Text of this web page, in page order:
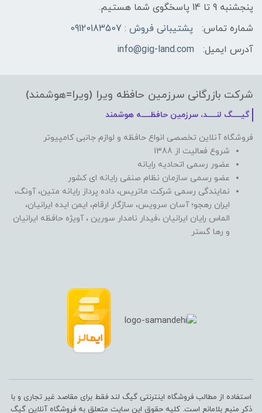
پنجشنبه 9 تا 14 پاسخگوی شما هستیم.
شماره تماس:
پشتیبانی فروش : 09120183507
آدرس ایمیل:
info@gig-land.com
شرکت بازرگانی سرزمین حافظه ویرا (ویرا=هوشمند)
گیـــــگ لنـــــد، سرزمین حافظـــــه هوشمند
فروشگاه آنلاین تخصصی انواع حافظه و لوازم جانبی کامپیوتر
شروع فعالیت از 1388
عضور رسمی اتحادیه رایانه
عضو رسمی سازمان نظام صنفی رایانه ای کشور
نمایندگی رسمی شرکت ماتریس، داده پرداز رایانه متین، آونگ،
ایران رهجو؛ آسان سرویس، سازگار ارقام، ایمن ایده ایرانیان،
الماس رایان ایرانیان ،فیدار نامدار سورین ، آویژه حافظه ایرانیان
و رها گستر
استفاده از مطالب فروشگاه اینترنتی گیگ لند فقط برای مقاصد غیر تجاری و با
ذکر منبع بلامانع است. کلیه حقوق این سایت متعلق به فروشگاه آنلاین گیگ